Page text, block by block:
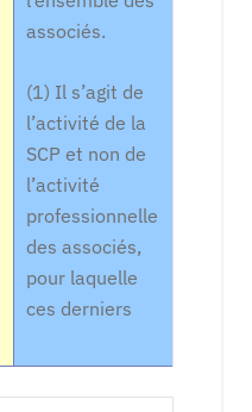
associés.
(1) Il s’agit de
l’activité de la
SCP et non de
l’activité
professionnelle
des associés,
pour laquelle
ces derniers